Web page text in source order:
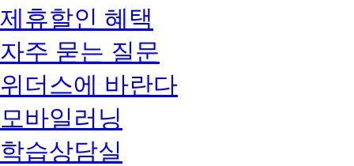
제휴할인 혜택
자주 묻는 질문
위더스에 바란다
모바일러닝
학습상담실